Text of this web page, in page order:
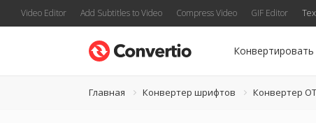
Video Editor Add Subtitles to Video Compress Video GIF Editor
Конвертировать
Главная Конвертер шрифтов Конвертер